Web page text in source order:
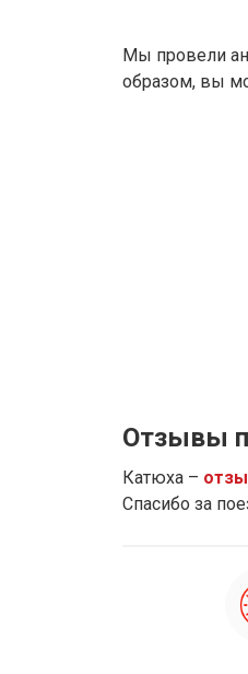
Мы провели
образом, вы
Отзывы
Катюха –
Спасибо за